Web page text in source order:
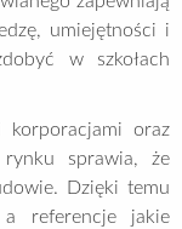
umiejętności i
w szkołach
oraz
sprawia, że
Dzięki temu
referencje jakie